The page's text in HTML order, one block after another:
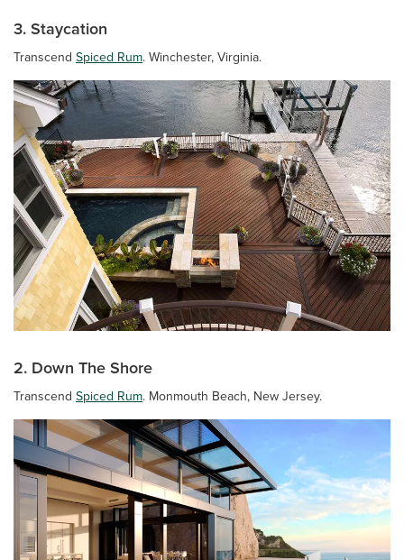
3. Staycation
Transcend Spiced Rum. Winchester, Virginia.
2. Down The Shore
Transcend Spiced Rum. Monmouth Beach, New Jersey.